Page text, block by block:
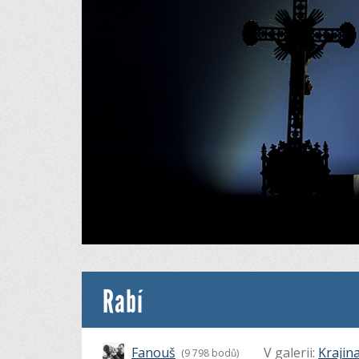
Rabí
Fanouš (9 798 bodů) V galerii: